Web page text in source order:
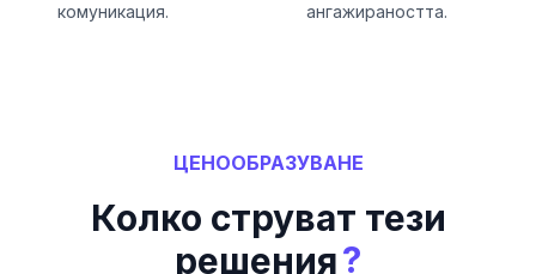
комуникация.
ангажираността.
ЦЕНООБРАЗУВАНЕ
Колко струват тези
решения?